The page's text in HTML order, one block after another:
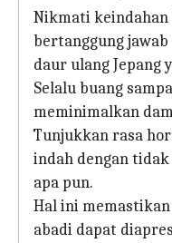
Nikmati keindahan
bertanggung
daur ulang Jepang
Selalu buang
meminimalkan
Tunjukkan rasa
indah dengan
apa pun.
Hal ini
abadi dapat